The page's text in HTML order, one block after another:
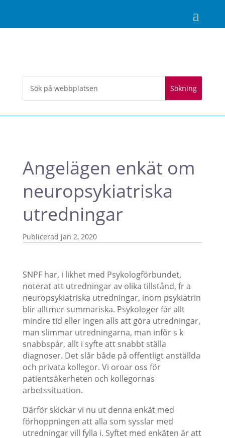
Angelägen enkät om
neuropsykiatriska
utredningar
jan 2, 2020
SNPF har, i likhet med Psykologförbundet,
noterat att utredningar av olika tillstånd, fr a
neuropsykiatriska utredningar, inom psykiatrin
blir alltmer summariska. Psykologer får allt
mindre tid eller ingen alls att göra utredningar,
man slimmar utredningarna, man inför s k
snabbspår, allt i syfte att snabbt ställa
diagnoser. Det slår både på offentligt anställda
och privata kollegor. Vi oroar oss för
patientsäkerheten och kollegornas
arbetssituation.
Därför skickar vi nu ut denna enkät med
förhoppningen att alla som sysslar med
utredningar vill fylla i. Syftet med enkäten är att